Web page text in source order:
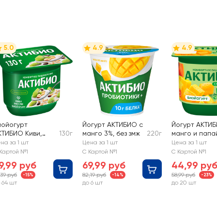
5.0
Киви,
3%, без змж
130г
за 1 шт
№1
руб
руб -15%
64 шт
4.9
Йогурт АКТИБИО с
манго 3%, без змж
220г
Цена за 1 шт
С Картой №1
69,99 руб
82,19 руб -14%
до 6 шт
4.9
Йогурт
манго и
без сахара
змж
Цена за 1 шт
С Картой №1
44,99 руб
58,99 руб -23%
до 20 шт